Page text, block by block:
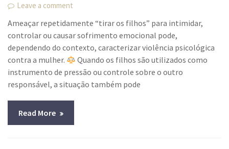
Leave a comment
Ameaçar repetidamente “tirar os filhos” para intimidar,
controlar ou causar sofrimento emocional pode,
dependendo do contexto, caracterizar violência psicológica
contra a mulher.
Quando os filhos são utilizados como
instrumento de pressão ou controle sobre o outro
responsável, a situação também pode
Read More